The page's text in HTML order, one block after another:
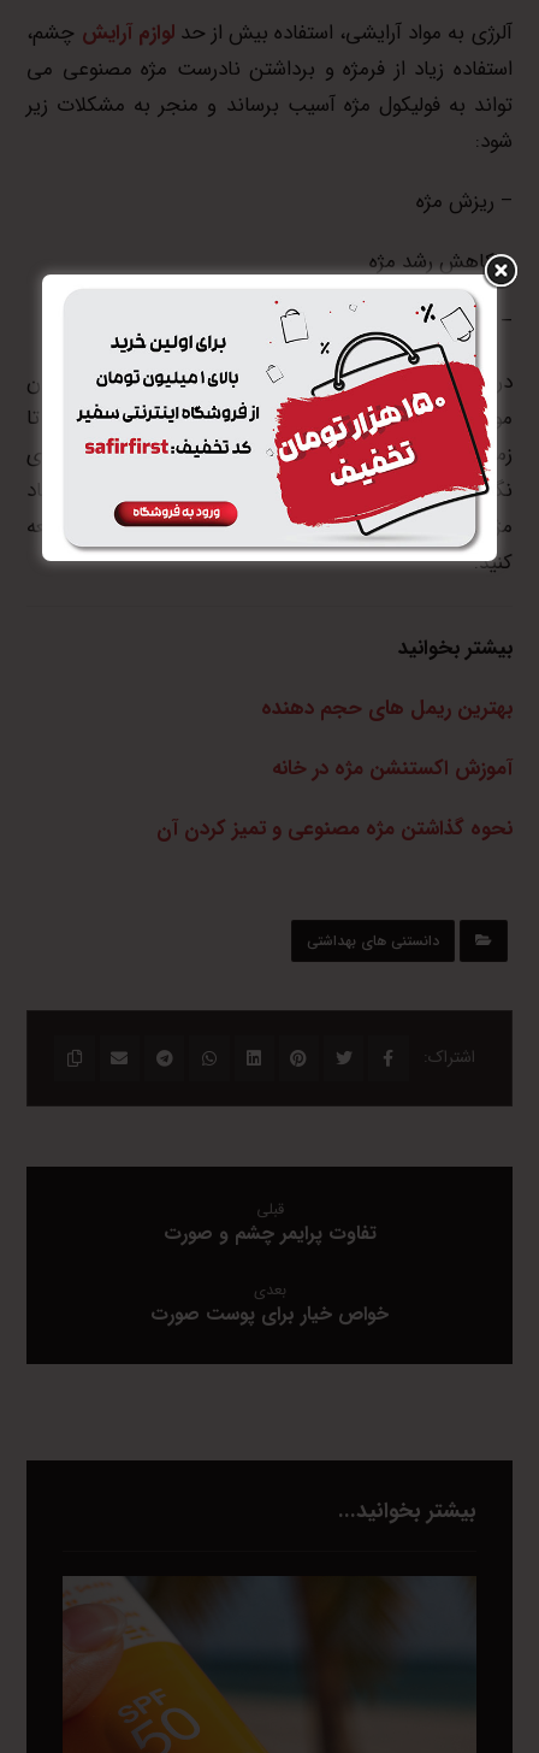
آلرژی به مواد آرایشی، استفاده بیش از حدلوازم آرایش چشم،
استفاده زیاد از فرمژه و برداشتن نادرست مژه مصنوعی می
تواند به فولیکول مژه آسیب برساند و منجر به مشکلات زیر
شود:
– ریزش مژه
– کاهش رشد مژه
– خشکی و شکنندگی
در نهایت باید بگوییم که نازک شدن مژه ها مانند نازک شدن
موهای سر، بخشی از روند طبیعی پیری است. بنابراین تا
زمانی که ریزش بیش از حد مژه ها را تجربه نکردید، جای
نگرانی نیست. این در حالی است که در صورت ریزش زیاد
مژه ها، بهتر است برای درمان به پزشک متخصص مراجعه
کنید.
بیشتر بخوانید
بهترین ریمل های حجم دهنده
آموزش اکستنشن مژه در خانه
نحوه گذاشتن مژه مصنوعی و تمیز کردن آن
دانستنی های بهداشتی
قبلی
تفاوت پرایمر چشم و صورت
بعدی
خواص خیار برای پوست صورت
بیشتر بخوانید...